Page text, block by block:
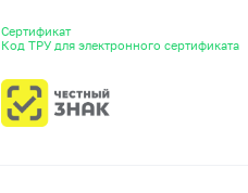
Сертификат
Код ТРУ для электронного сертификата